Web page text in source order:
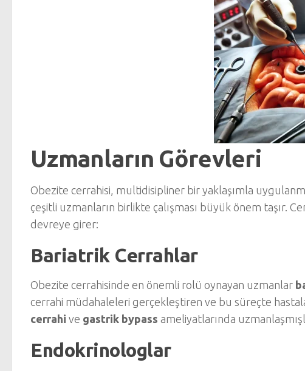
Uzmanların Görevleri
Obezite cerrahisi, multidisipliner bir yaklaşımla
çeşitli uzmanların birlikte çalışması büyük önem taşır.
devreye girer:
Bariatrik Cerrahlar
Obezite cerrahisinde en önemli rolü oynayan uzmanlar
cerrahi müdahaleleri gerçekleştiren ve bu süreçte
cerrahi ve gastrik bypass ameliyatlarında
Endokrinologlar